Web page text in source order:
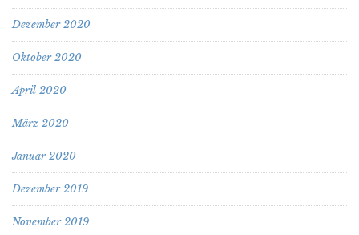
Dezember 2020
Oktober 2020
April 2020
März 2020
Januar 2020
Dezember 2019
November 2019